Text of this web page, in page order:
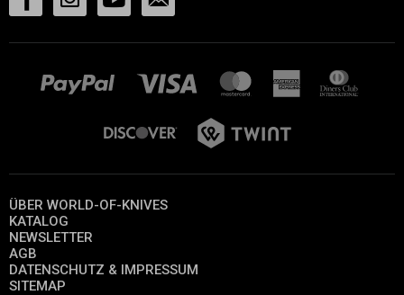
ÜBER WORLD-OF-KNIVES
KATALOG
NEWSLETTER
AGB
DATENSCHUTZ & IMPRESSUM
SITEMAP